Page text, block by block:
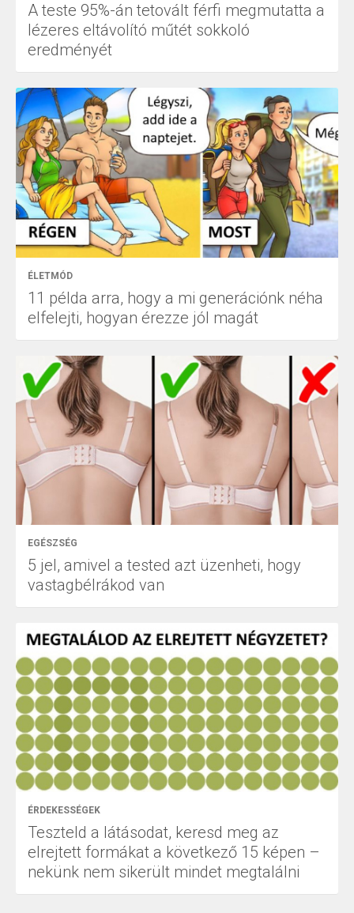
A teste 95%-án tetovált férfi megmutatta a
lézeres eltávolító műtét sokkoló
eredményét
ÉLETMÓD
11 példa arra, hogy a mi generációnk néha
elfelejti, hogyan érezze jól magát
EGÉSZSÉG
5 jel, amivel a tested azt üzenheti, hogy
vastagbélrákod van
ÉRDEKESSÉGEK
Teszteld a látásodat, keresd meg az
elrejtett formákat a következő 15 képen –
nekünk nem sikerült mindet megtalálni